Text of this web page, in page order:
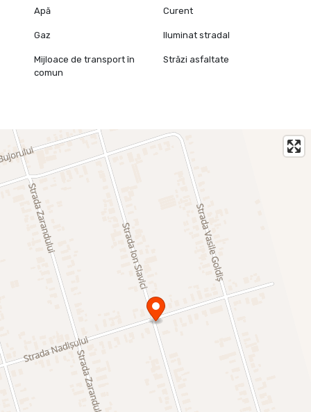
Apă Curent
Gaz Iluminat stradal
Mijloace de transport în
comun
Străzi asfaltate